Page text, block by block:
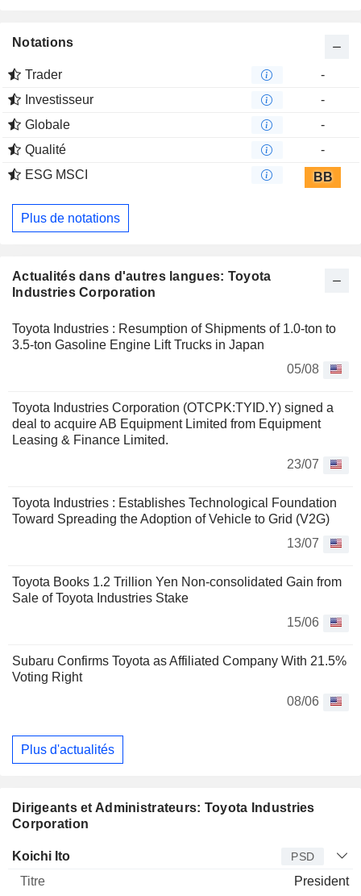
Actualités dans d'autres langues: Toyota
Industries Corporation
Toyota Industries : Resumption of Shipments of 1.0-ton to
3.5-ton Gasoline Engine Lift Trucks in Japan
05/08
Toyota Industries Corporation (OTCPK:TYID.Y) signed a
deal to acquire AB Equipment Limited from Equipment
Leasing & Finance Limited.
23/07
Toyota Industries : Establishes Technological Foundation
Toward Spreading the Adoption of Vehicle to Grid (V2G)
13/07
Toyota Books 1.2 Trillion Yen Non-consolidated Gain from
Sale of Toyota Industries Stake
15/06
Subaru Confirms Toyota as Affiliated Company With 21.5%
Voting Right
08/06
Plus d'actualités
Dirigeants et Administrateurs: Toyota Industries
Corporation
Dirigeant
Koichi Ito PSD
President
Notations
Trader
-
Investisseur
-
Globale
-
Qualité
-
ESG MSCI
BB
Plus de notations